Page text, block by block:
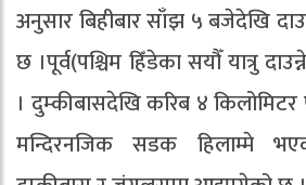
अनुसार बिहीबार साँझ ५ बजेदेखि
छ ।पूर्व(पश्चिम हिँडेका सयौँ यात्रु
। दुम्कीबासदेखि करिब ४ किलोमिटर
मन्दिरनजिक सडक हिलाम्मे